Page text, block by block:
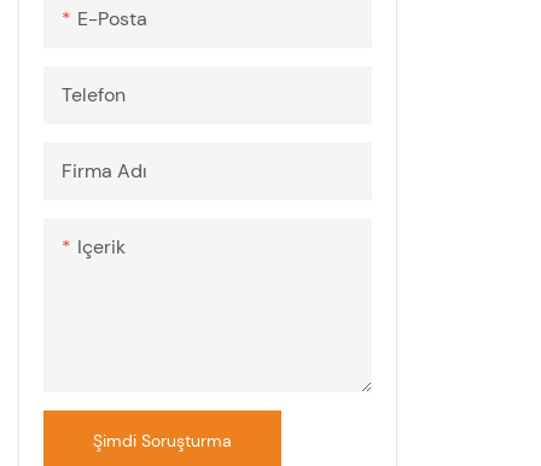
E-Posta
Telefon
Firma Adı
Içerik
Şimdi Soruşturma